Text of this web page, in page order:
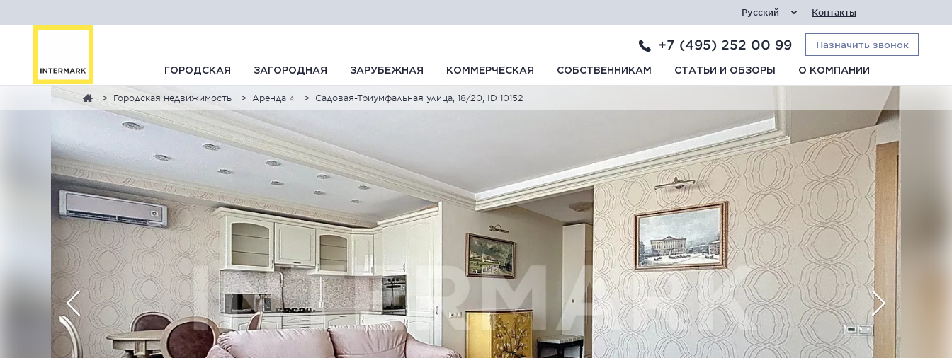
Русский Контакты
+7 (495) 252 00 99 Назначить звонок
ГОРОДСКАЯ ЗАГОРОДНАЯ ЗАРУБЕЖНАЯ КОММЕРЧЕСКАЯ СОБСТВЕННИКАМ СТАТЬИ И ОБЗОРЫ О КОМПАНИИ
Городская недвижимость Аренда ⭐ Садовая-Триумфальная улица, 18/20, ID 10152